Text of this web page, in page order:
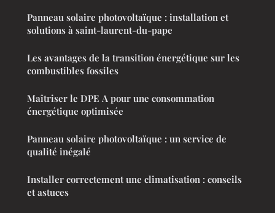
Panneau solaire photovoltaïque : installation et
solutions à saint-laurent-du-pape
Les avantages de la transition énergétique sur les
combustibles fossiles
Maîtriser le DPE A pour une consommation
énergétique optimisée
Panneau solaire photovoltaïque : un service de
qualité inégalé
Installer correctement une climatisation : conseils
et astuces